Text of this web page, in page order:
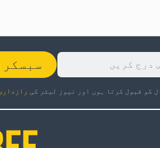
کو قبول کرتا ہوں اور نیوز لیٹر کی